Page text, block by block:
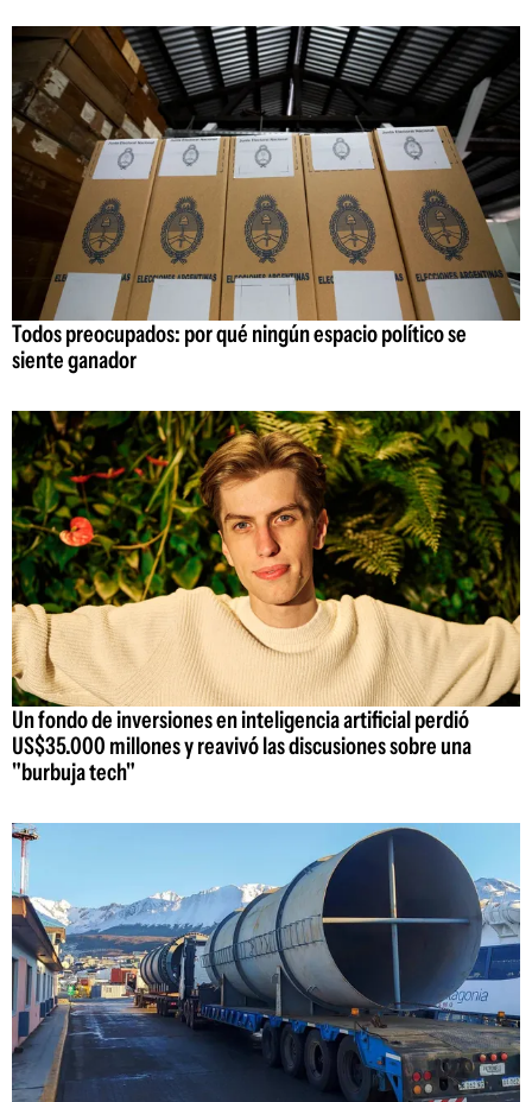
Todos preocupados: por qué ningún espacio político se
siente ganador
Un fondo de inversiones en inteligencia artificial perdió
US$35.000 millones y reavivó las discusiones sobre una
"burbuja tech"